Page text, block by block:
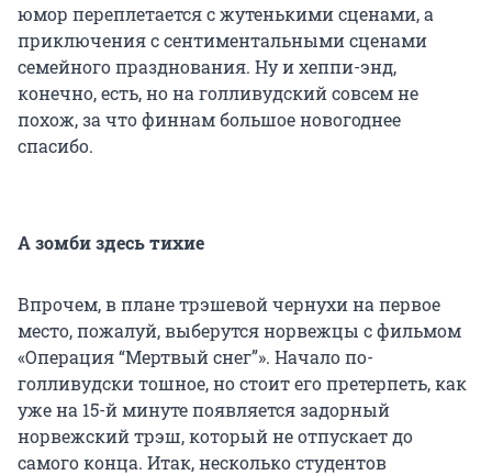
юмор переплетается с жутенькими сценами, а
приключения с сентиментальными сценами
семейного празднования. Ну и хеппи-энд,
конечно, есть, но на голливудский совсем не
похож, за что финнам большое новогоднее
спасибо.
А зомби здесь тихие
Впрочем, в плане трэшевой чернухи на первое
место, пожалуй, выберутся норвежцы с фильмом
«Операция “Мертвый снег”». Начало по-
голливудски тошное, но стоит его претерпеть, как
уже на 15-й минуте появляется задорный
норвежский трэш, который не отпускает до
самого конца. Итак, несколько студентов